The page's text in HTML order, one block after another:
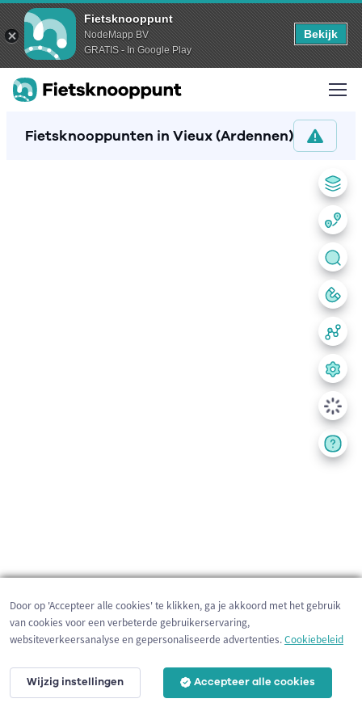
Fietsknooppunt
NodeMapp BV
GRATIS - In Google Play
Bekijk
Fietsknooppunten in Vieux (Ardennen)
200 m
Door op 'Accepteer alle cookies' te klikken, ga je akkoord met het gebruik
van cookies voor een verbeterde gebruikerservaring,
websiteverkeersanalyse en gepersonaliseerde advertenties.Cookiebeleid
Wijzig instellingen Accepteer alle cookies